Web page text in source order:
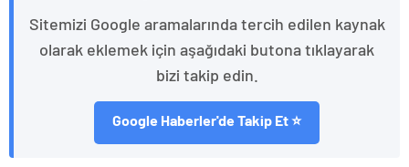
Sitemizi Google aramalarında tercih edilen kaynak
olarak eklemek için aşağıdaki butona tıklayarak
bizi takip edin.
Google Haberler'de Takip Et ⭐